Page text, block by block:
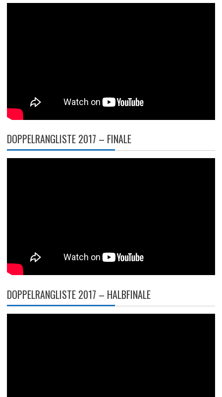
DOPPELRANGLISTE 2017 – FINALE
DOPPELRANGLISTE 2017 – HALBFINALE